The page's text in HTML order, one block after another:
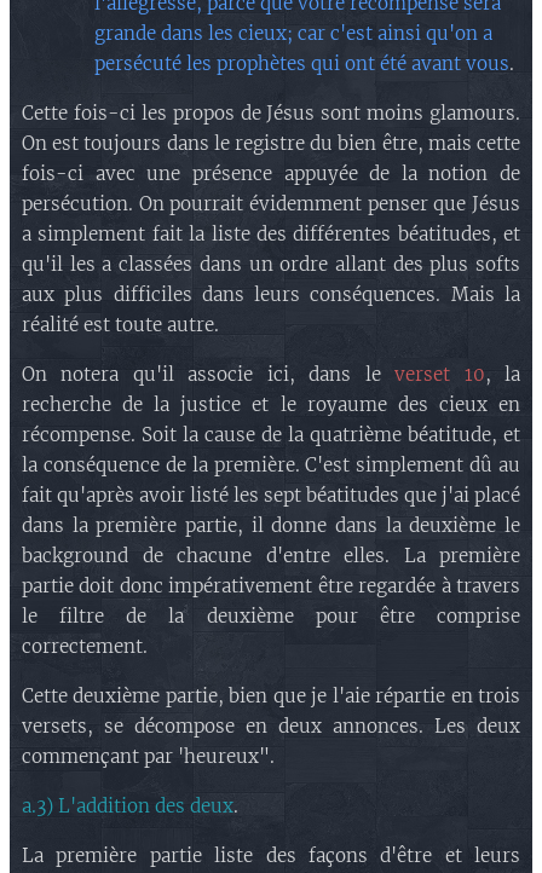
grande dans les cieux; car c'est ainsi qu'on a
persécuté les prophètes qui ont été avant vous.
Cette fois-ci les propos de Jésus sont moins glamours.
On est toujours dans le registre du bien être, mais cette
fois-ci avec une présence appuyée de la notion de
persécution. On pourrait évidemment penser que Jésus
a simplement fait la liste des différentes béatitudes, et
qu'il les a classées dans un ordre allant des plus softs
aux plus difficiles dans leurs conséquences. Mais la
réalité est toute autre.
On notera qu'il associe ici, dans leverset 10, la
recherche de la justice et le royaume des cieux en
récompense. Soit la cause de la quatrième béatitude, et
la conséquence de la première. C'est simplement dû au
fait qu'après avoir listé les sept béatitudes que j'ai placé
dans la première partie, il donne dans la deuxième le
background de chacune d'entre elles. La première
partie doit donc impérativement être regardée à travers
le filtre de la deuxième pour être comprise
correctement.
Cette deuxième partie, bien que je l'aie répartie en trois
versets, se décompose en deux annonces. Les deux
commençant par 'heureux".
a.3) L'addition des deux.
La première partie liste des façons d'être et leurs